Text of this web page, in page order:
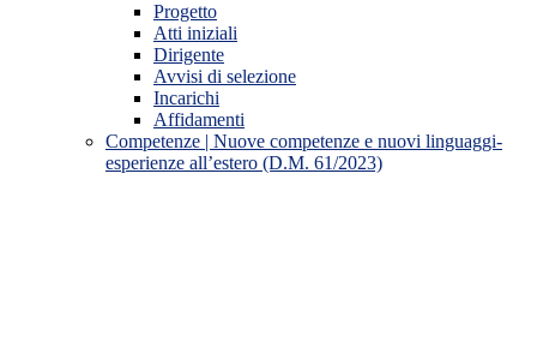
Progetto
Atti iniziali
Dirigente
Avvisi di selezione
Incarichi
Affidamenti
Competenze | Nuove competenze e nuovi linguaggi-
esperienze all’estero (D.M. 61/2023)